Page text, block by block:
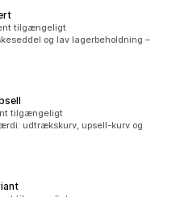
tilgængeligt
og lav lagerbeholdning –
tilgængeligt
udtrækskurv, upsell-kurv og